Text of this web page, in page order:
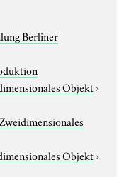
Berliner
Objekt›
Objekt›